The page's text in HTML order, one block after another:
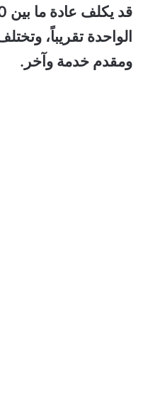
الواحدة تقريباً،
ومقدم خدمة وآخر.